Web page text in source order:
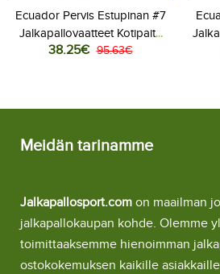
Ecuador Pervis Estupinan #7
Jalkapallovaatteet Kotipaita
MM-kisat 2026 Lyhythihainen
38.25€ 95.63€
Meidän tarinamme
Jalkapallosport.com on maailman
jalkapallokaupan kohde. Olemme
toimittaaksemme hienoimman
ostokokemuksen kaikille